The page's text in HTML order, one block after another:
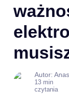
Autor:
13 min
czytania